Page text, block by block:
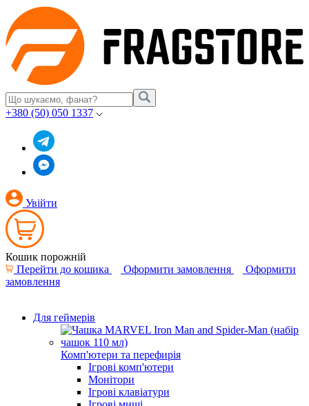
+380 (50) 050 1337
Увійти
Кошик порожній
Перейти до кошика
Оформити замовлення
Оформити
замовлення
Для геймерів
Комп'ютери та перефирія
Ігрові комп'ютери
Монітори
Ігрові клавіатури